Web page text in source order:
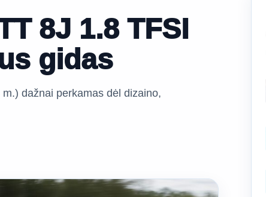
8J 1.8 TFSI
gidas
dažnai perkamas dėl dizaino,